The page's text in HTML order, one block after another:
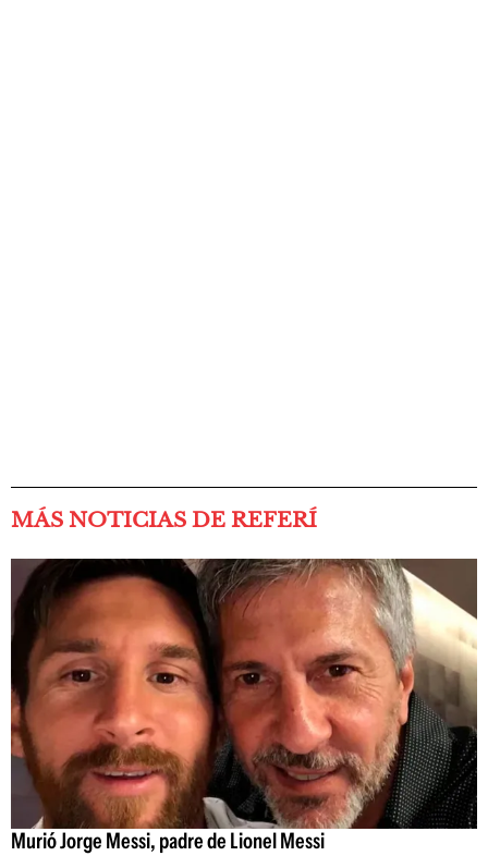
MÁS NOTICIAS DE REFERÍ
Murió Jorge Messi, padre de Lionel Messi